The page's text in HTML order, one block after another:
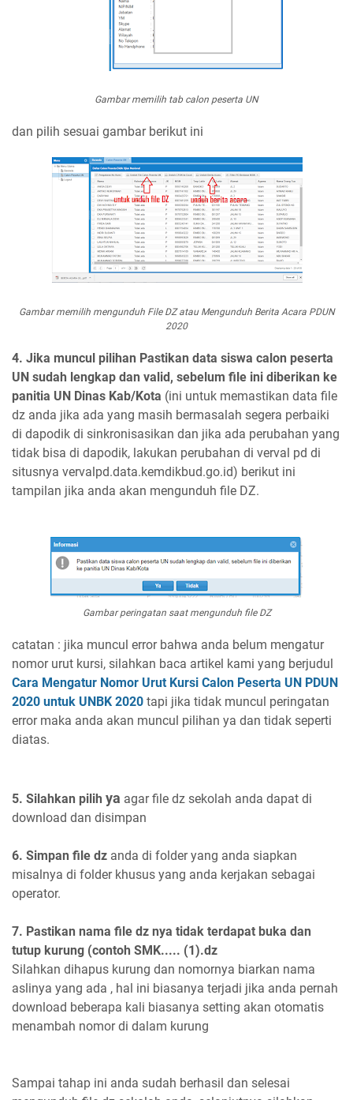
Gambar memilih tab calon peserta UN
dan pilih sesuai gambar berikut ini
Gambar memilih mengunduh File DZ atau Mengunduh Berita Acara PDUN
2020
4. Jika muncul pilihan Pastikan data siswa calon peserta
UN sudah lengkap dan valid, sebelum file ini diberikan ke
panitia UN Dinas Kab/Kota (ini untuk memastikan data file
dz anda jika ada yang masih bermasalah segera perbaiki
di dapodik di sinkronisasikan dan jika ada perubahan yang
tidak bisa di dapodik, lakukan perubahan di verval pd di
situsnya vervalpd.data.kemdikbud.go.id) berikut ini
tampilan jika anda akan mengunduh file DZ.
Gambar peringatan saat mengunduh file DZ
catatan : jika muncul error bahwa anda belum mengatur
nomor urut kursi, silahkan baca artikel kami yang berjudul
Cara Mengatur Nomor Urut Kursi Calon Peserta UN PDUN
2020 untuk UNBK 2020 tapi jika tidak muncul peringatan
error maka anda akan muncul pilihan ya dan tidak seperti
diatas.
5. Silahkan pilih ya agar file dz sekolah anda dapat di
download dan disimpan
6. Simpan file dz anda di folder yang anda siapkan
misalnya di folder khusus yang anda kerjakan sebagai
operator.
7. Pastikan nama file dz nya tidak terdapat buka dan
tutup kurung (contoh SMK..... (1).dz
Silahkan dihapus kurung dan nomornya biarkan nama
aslinya yang ada , hal ini biasanya terjadi jika anda pernah
download beberapa kali biasanya setting akan otomatis
menambah nomor di dalam kurung
Sampai tahap ini anda sudah berhasil dan selesai